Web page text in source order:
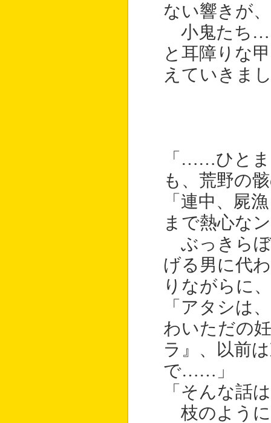
ない響きが
小鬼たち
と耳障りな
えていきま
「……ひと
も、荒野の
「連中、屍
まで熱心な
ぶっきらぼ
げる男に代
りながらに
「アタシは
わいただの
ラ』、以前
で……」
「そんな話
枝のように